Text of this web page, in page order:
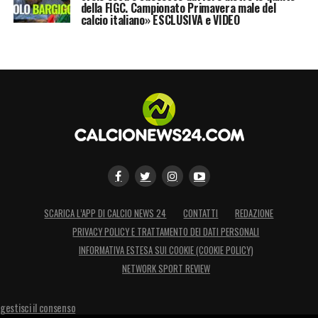
della FIGC. Campionato Primavera male del
calcio italiano» ESCLUSIVA e VIDEO
SCARICA L’APP DI CALCIO NEWS 24 CONTATTI
REDAZIONE
PRIVACY POLICY E TRATTAMENTO DEI DATI PERSONALI
INFORMATIVA ESTESA SUI COOKIE (COOKIE POLICY)
NETWORK SPORT REVIEW
gestisci il consenso